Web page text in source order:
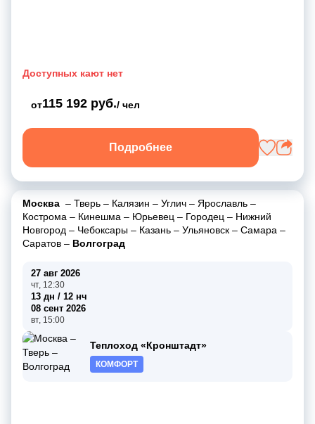
Доступных кают нет
от115 192 руб./ чел
Подробнее
Москва – Тверь – Калязин – Углич – Ярославль –
Кострома – Кинешма – Юрьевец – Городец – Нижний
Новгород – Чебоксары – Казань – Ульяновск – Самара –
Саратов – Волгоград
27 авг 2026
чт, 12:30
13 дн / 12 нч
08 сент 2026
вт, 15:00
Теплоход «Кронштадт»
КОМФОРТ